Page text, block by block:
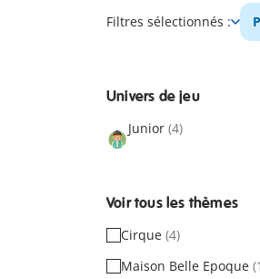
Filtres sélectionnés :
Univers de jeu
Junior (4)
Voir tous les thèmes
Cirque (4)
Maison Belle Epoque